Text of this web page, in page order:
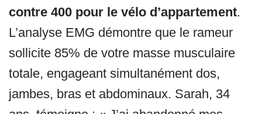
contre 400 pour le vélo d’appartement.
L’analyse EMG démontre que le rameur
sollicite 85% de votre masse musculaire
totale, engageant simultanément dos,
jambes, bras et abdominaux. Sarah, 34